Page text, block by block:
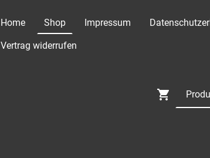
Home Shop Impressum
Vertrag widerrufen